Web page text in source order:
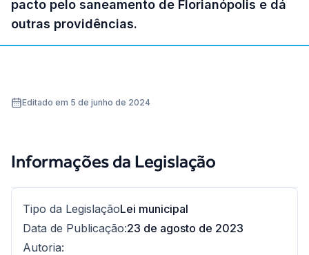
pacto pelo saneamento de Florianópolis e dá
outras providências.
Editado em 5 de junho de 2024
Informações da Legislação
Tipo da LegislaçãoLei municipal
Data de Publicação:23 de agosto de 2023
Autoria: